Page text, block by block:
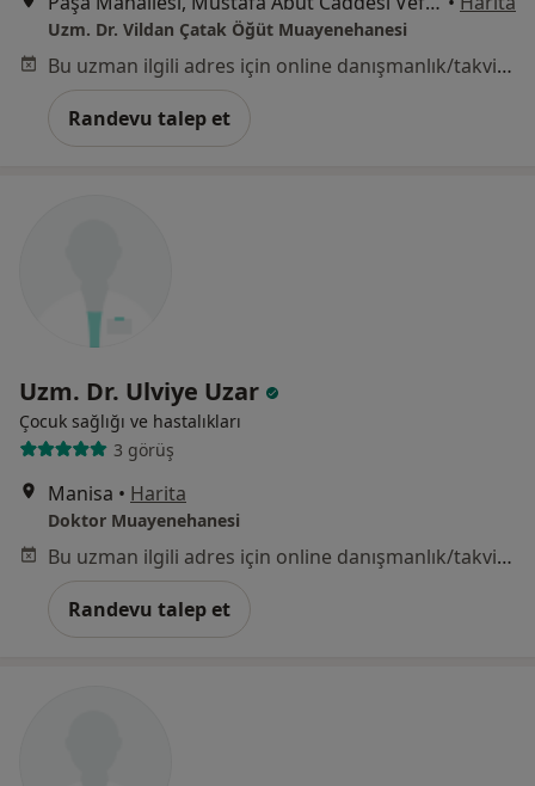
Uzm. Dr. Vildan Çatak Öğüt Muayenehanesi
Bu uzman ilgili adres için online danışmanlık/takvim sunmuyor.
Randevu talep et
Uzm. Dr. Ulviye Uzar
Çocuk sağlığı ve hastalıkları
3 görüş
Manisa • Harita
Doktor Muayenehanesi
Bu uzman ilgili adres için online danışmanlık/takvim sunmuyor.
Randevu talep et